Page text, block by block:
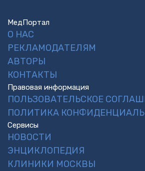
МедПортал
О НАС
РЕКЛАМОДАТЕЛЯМ
АВТОРЫ
КОНТАКТЫ
Правовая информация
ПОЛЬЗОВАТЕЛЬСКОЕ
ПОЛИТИКА
Сервисы
НОВОСТИ
ЭНЦИКЛОПЕДИЯ
КЛИНИКИ МОСКВЫ